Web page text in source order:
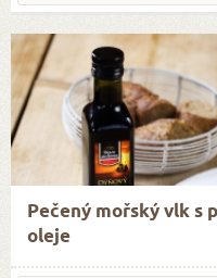
Pečený mořský vlk s
oleje